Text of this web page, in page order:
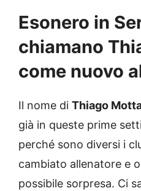
Esonero in
chiamano
come nuovo
Il nome di Thiago
già in queste prime
perché sono diversi i
cambiato allenatore e
possibile sorpresa. Ci